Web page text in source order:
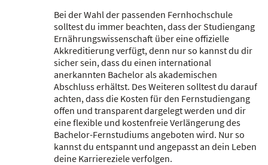
Bei der Wahl der passenden Fernhochschule
solltest du immer beachten, dass der Studiengang
Ernährungswissenschaft über eine offizielle
Akkreditierung verfügt, denn nur so kannst du dir
sicher sein, dass du einen international
anerkannten Bachelor als akademischen
Abschluss erhältst. Des Weiteren solltest du darauf
achten, dass die Kosten für den Fernstudiengang
offen und transparent dargelegt werden und dir
eine flexible und kostenfreie Verlängerung des
Bachelor-Fernstudiums angeboten wird. Nur so
kannst du entspannt und angepasst an dein Leben
deine Karriereziele verfolgen.